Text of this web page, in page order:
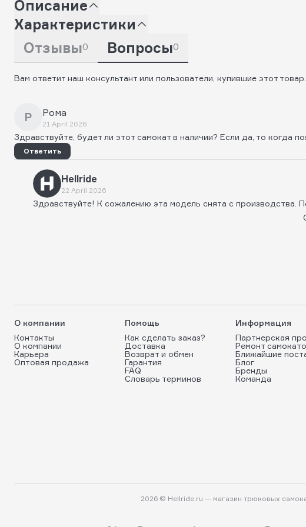
Описание
Характеристики
Отзывы0 Вопросы0
Вам ответит наш консультант или пользователи, купившие этот товар.
Р Рома
21 April 2026
Здравствуйте, будет ли этот самокат в наличии? Если да, то когда
Ответить
Hellride
22 April 2026
Здравствуйте! К сожалению эта модель снята с производства.
О компании
Контакты
О компании
Карьера
Оптовая продажа
Помощь
Как сделать заказ?
Доставка
Возврат и обмен
Гарантия
FAQ
Словарь терминов
Информация
Партнерская
Ремонт
Ближайшие
Блог
Бренды
Команда
2026 © Hellride.ru — магазин трюковых